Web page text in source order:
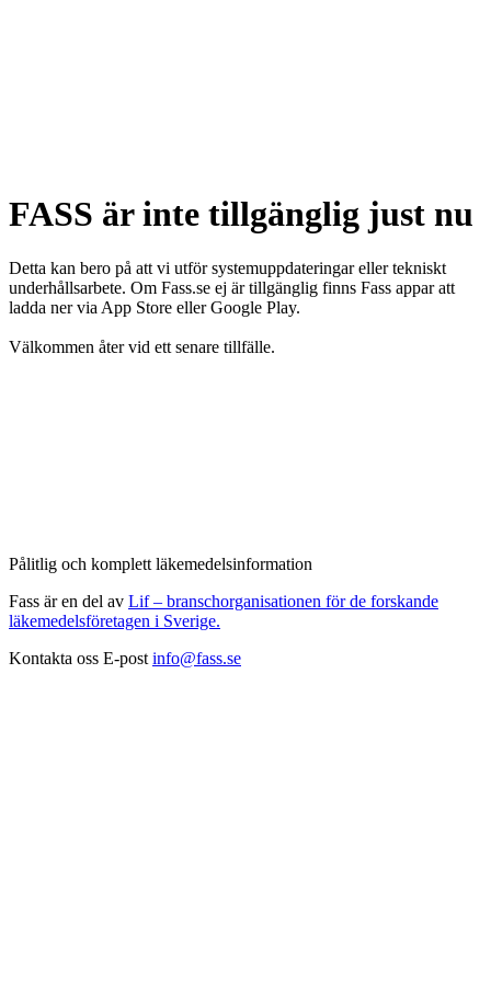
FASS är inte tillgänglig just nu
Detta kan bero på att vi utför systemuppdateringar eller tekniskt
underhållsarbete. Om Fass.se ej är tillgänglig finns Fass appar att
ladda ner via App Store eller Google Play.
Välkommen åter vid ett senare tillfälle.
Pålitlig och komplett läkemedelsinformation
Fass är en del av Lif – branschorganisationen för de forskande
läkemedelsföretagen i Sverige.
Kontakta oss E-post info@fass.se